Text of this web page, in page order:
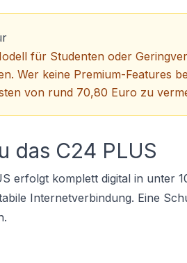
für Studenten oder
Wer keine Premium-Features
von rund 70,80 Euro zu
das C24 PLUS
erfolgt komplett digital in unter
Internetverbindung. Eine